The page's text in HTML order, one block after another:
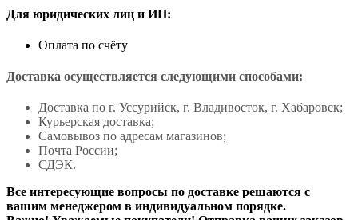
Для юридических лиц и ИП:
Оплата по счёту
Доставка осуществляется следующими способами:
Доставка по г. Уссурийск, г. Владивосток, г. Хабаровск;
Курьерская доставка;
Самовывоз по адресам магазинов;
Почта России;
СДЭК.
Все интересующие вопросы по доставке решаются с
вашим менеджером в индивидуальном порядке.